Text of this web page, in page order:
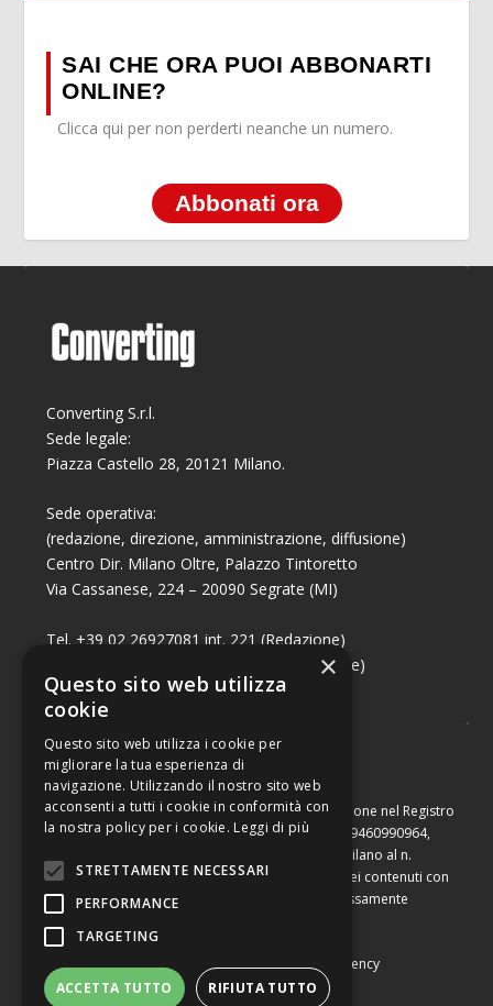
SAI CHE ORA PUOI ABBONARTI
ONLINE?
Clicca qui per non perderti neanche un numero.
Abbonati ora
Converting S.r.l.
Sede legale:
Piazza Castello 28, 20121 Milano.
Sede operativa:
(redazione, direzione, amministrazione, diffusione)
Centro Dir. Milano Oltre, Palazzo Tintoretto
Via Cassanese, 224 – 20090 Segrate (MI)
Tel. +39 02 26927081 int. 221 (Redazione)
Tel. +39 02 26927081 int. 224 (Commerciale)
Fax +39 02 26951006
Capitale sociale di Euro 10.000,00 – Numero di iscrizione nel Registro
delle Imprese di Milano, partita Iva e codice fiscale 09460990964,
iscritta al Repertorio Economico Amministrativo di Milano al n.
2091710. È vietata la riproduzione, anche parziale, dei contenuti con
qualsiasi mezzo, compresa la stampa, se non espressamente
Copyright © Converting srl | Privacy Policy|Web Agency
×
Questo sito web utilizza
cookie
Questo sito web utilizza i cookie per
migliorare la tua esperienza di
navigazione. Utilizzando il nostro sito web
acconsenti a tutti i cookie in conformità con
la nostra policy per i cookie. Leggi di più
STRETTAMENTE NECESSARI
PERFORMANCE
TARGETING
ACCETTA TUTTO RIFIUTA TUTTO